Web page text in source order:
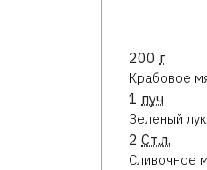
200 г
Крабовое
1 пуч
Зеленый лук
2 Ст.л.
Сливочное